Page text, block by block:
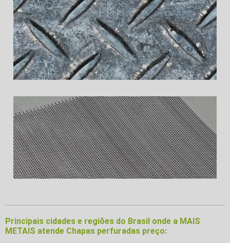
Principais cidades e regiões do Brasil onde a MAIS
METAIS atende Chapas perfuradas preço: